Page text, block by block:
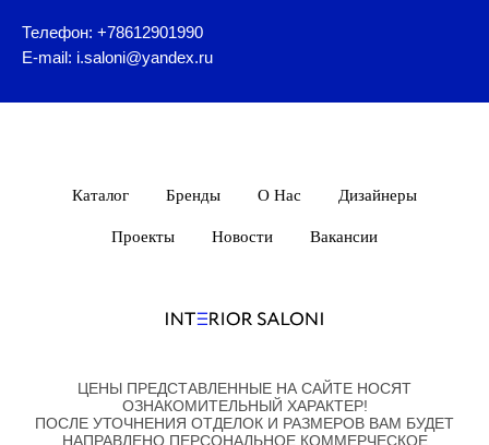
Телефон: +78612901990
E-mail: i.saloni@yandex.ru
Каталог Бренды О Нас Дизайнеры
Проекты Новости Вакансии
ЦЕНЫ ПРЕДСТАВЛЕННЫЕ НА САЙТЕ НОСЯТ
ОЗНАКОМИТЕЛЬНЫЙ ХАРАКТЕР!
ПОСЛЕ УТОЧНЕНИЯ ОТДЕЛОК И РАЗМЕРОВ ВАМ БУДЕТ
НАПРАВЛЕНО ПЕРСОНАЛЬНОЕ КОММЕРЧЕСКОЕ